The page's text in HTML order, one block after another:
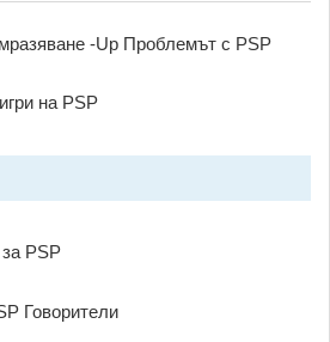
-Up Проблемът с PSP
на PSP
PSP
Говорители